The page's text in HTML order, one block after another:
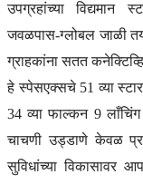
उपग्रहांच्या विद्यमान
जवळपास-ग्लोबल जाळी
ग्राहकांना सतत
हे स्पेसएक्सचे 51 व्या
34 व्या फाल्कन 9
चाचणी उड्डाणे केवळ
सुविधांच्या विकासावर